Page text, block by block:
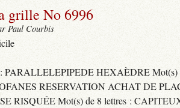
grille No 6996
Paul Courbis
: PARALLELEPIPEDE HEXAÈDRE Mot(s)
RESERVATION ACHAT DE
RISQUÉE Mot(s) de 8 lettres :